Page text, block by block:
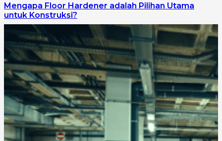
Mengapa Floor Hardener adalah Pilihan Utama
untuk Konstruksi?